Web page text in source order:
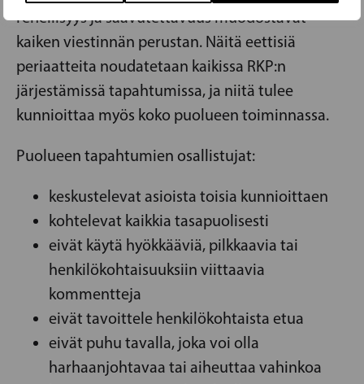
rehellisyys ja saavutettavuus muodostavat
kaiken viestinnän perustan. Näitä eettisiä
periaatteita noudatetaan kaikissa RKP:n
järjestämissä tapahtumissa, ja niitä tulee
kunnioittaa myös koko puolueen toiminnassa.
Puolueen tapahtumien osallistujat:
keskustelevat asioista toisia kunnioittaen
kohtelevat kaikkia tasapuolisesti
eivät käytä hyökkääviä, pilkkaavia tai
henkilökohtaisuuksiin viittaavia
kommentteja
eivät tavoittele henkilökohtaista etua
eivät puhu tavalla, joka voi olla
harhaanjohtavaa tai aiheuttaa vahinkoa